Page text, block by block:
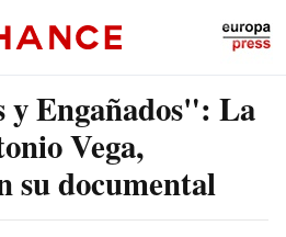
Engañados": La
Vega,
su documental